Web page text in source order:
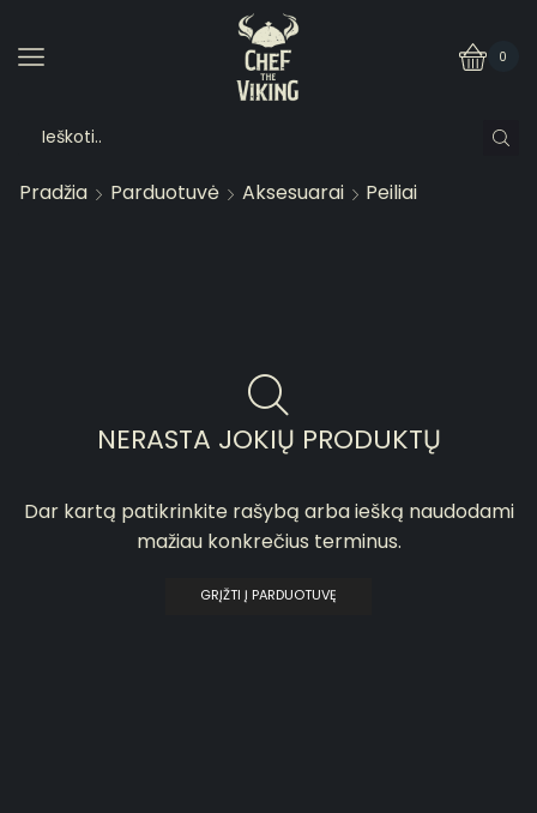
0
Pradžia Parduotuvė Aksesuarai Peiliai
NERASTA JOKIŲ PRODUKTŲ
Dar kartą patikrinkite rašybą arba iešką naudodami
mažiau konkrečius terminus.
GRĮŽTI Į PARDUOTUVĘ